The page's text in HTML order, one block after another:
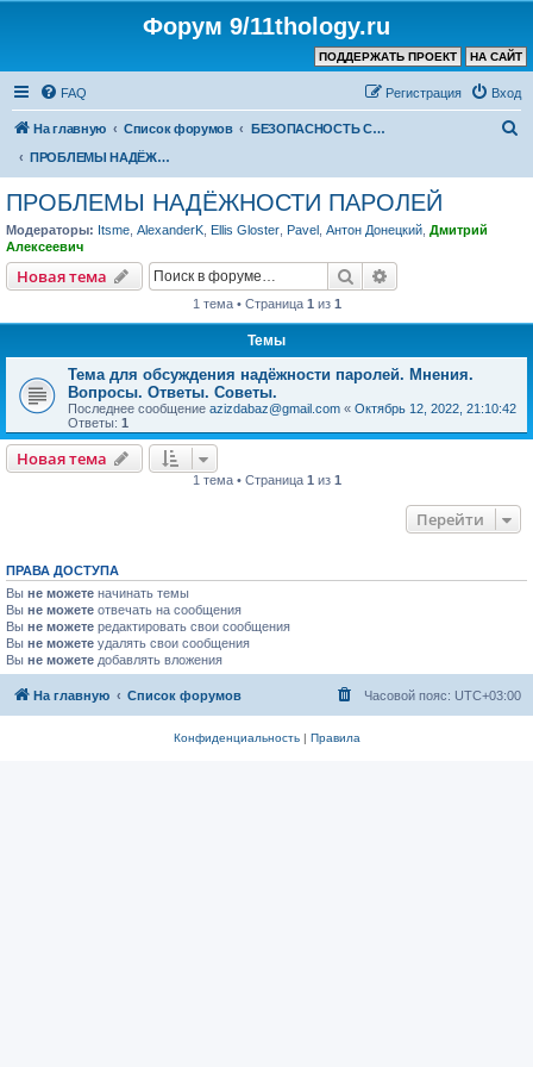
Форум 9/11thology.ru
НА САЙТ
ПОДДЕРЖАТЬ ПРОЕКТ
FAQ Вход
Регистрация
На главную Список форумов
БЕЗОПАСНОСТЬ СВЯЗИ и КОМПЬЮТЕРОВ – ПОЛЕЗНЫЕ СОВЕТЫ, ПРОГРАММЫ
ПРОБЛЕМЫ НАДЁЖНОСТИ ПАРОЛЕЙ
ПРОБЛЕМЫ НАДЁЖНОСТИ ПАРОЛЕЙ
Модераторы: Itsme AlexanderK Ellis Gloster Pavel Антон Донецкий Дмитрий
Алексеевич
Новая тема Поиск
1 тема • Страница 1 из 1
Темы
Тема для обсуждения надёжности паролей. Мнения.
Вопросы. Ответы. Советы.
Последнее сообщение azizdabaz@gmail.com « Октябрь 12, 2022, 21:10:42
Ответы: 1
Новая тема
1 тема • Страница 1 из 1
Перейти
ПРАВА ДОСТУПА
Вы не можете начинать темы
Вы не можете отвечать на сообщения
Вы не можете редактировать свои сообщения
Вы не можете удалять свои сообщения
Вы не можете добавлять вложения
На главную Список форумов Часовой пояс: UTC+03:00
Конфиденциальность| Правила